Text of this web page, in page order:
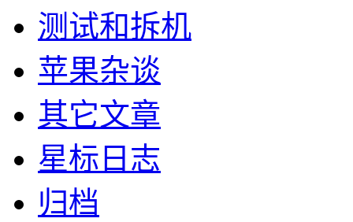
测试和拆机
苹果杂谈
其它文章
星标日志
归档